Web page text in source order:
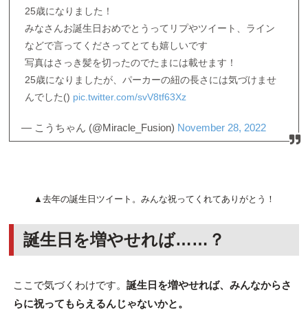
25歳になりました！
みなさんお誕生日おめでとうってリプやツイート、ライン
などで言ってくださってとても嬉しいです
写真はさっき髪を切ったのでたまには載せます！
25歳になりましたが、パーカーの紐の長さには気づけませ
んでした() pic.twitter.com/svV8tf63Xz
— こうちゃん (@Miracle_Fusion) November 28, 2022
▲去年の誕生日ツイート。みんな祝ってくれてありがとう！
誕生日を増やせれば……？
ここで気づくわけです。 誕生日を増やせれば、みんなからさ
らに祝ってもらえるんじゃないかと。